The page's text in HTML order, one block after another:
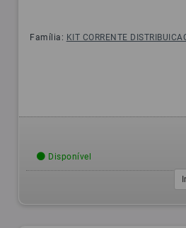
Família: KIT CORRENTE
Disponível